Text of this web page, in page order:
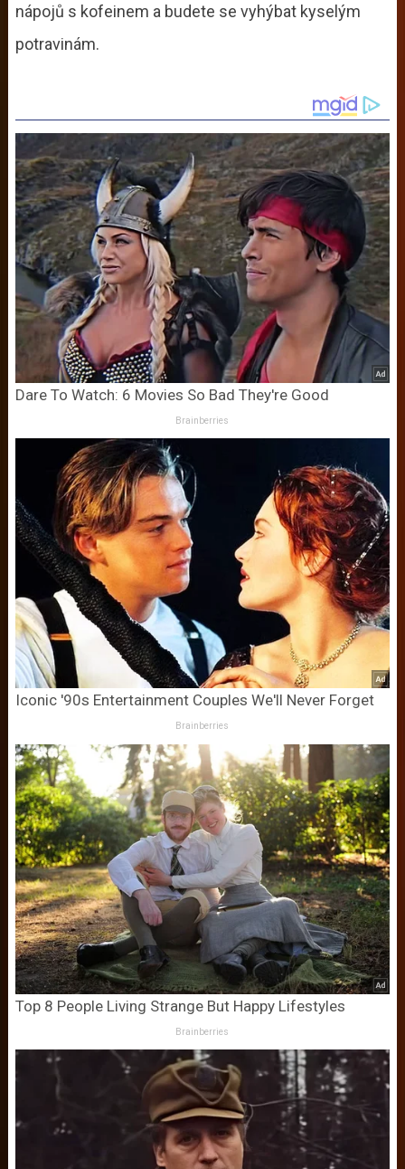
nápojů s kofeinem a budete se vyhýbat kyselým
potravinám.
Dare To Watch: 6 Movies So Bad They're Good
Brainberries
Iconic '90s Entertainment Couples We'll Never Forget
Brainberries
Top 8 People Living Strange But Happy Lifestyles
Brainberries